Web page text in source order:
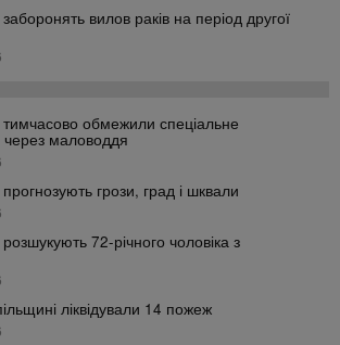
вилов раків на період другої
обмежили спеціальне
через маловоддя
грози, град і шквали
72-річного чоловіка з
ліквідували 14 пожеж